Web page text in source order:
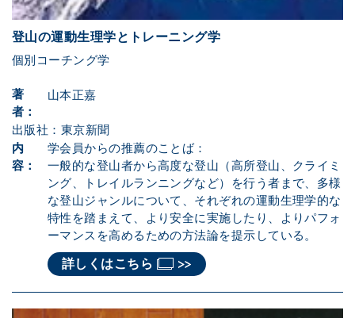
登山の運動生理学とトレーニング学
個別コーチング学
著
者：
山本正嘉
出版社：東京新聞
内
容：
学会員からの推薦のことば：
一般的な登山者から高度な登山（高所登山、クライミ
ング、トレイルランニングなど）を行う者まで、多様
な登山ジャンルについて、それぞれの運動生理学的な
特性を踏まえて、より安全に実施したり、よりパフォ
ーマンスを高めるための方法論を提示している。
詳しくはこちら